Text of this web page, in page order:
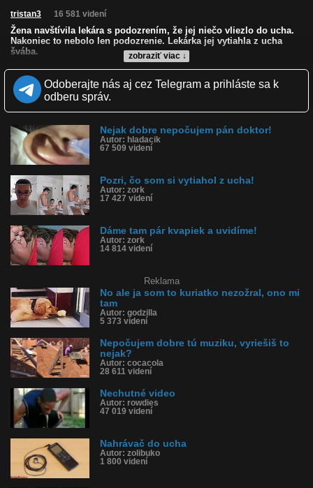
zobraziť viac ↓
tristan3 16 581 videní
Žena navštívila lekára s podozrením, že jej niečo vliezlo do ucha.
Nakoniec to nebolo len podozrenie. Lekárka jej vytiahla z ucha
švába.
Kvalita:
Zverejnené: 13.5.2022 16:47
Páči sa: 69% (16 hlasov)
Dľžka: 0:31
Kategória: šokujúce
Tagy: nechutné, ucho, hmyz, vytiahnuť, šváb, pinzeta, v uchu,
nepočuť
História sledovanosti videa:
Odoberajte nás aj cez Telegram a prihláste sa k
odberu správ.
Nejak dobre nepočujem pán doktor!
Autor: hladacik
67 509 videní
Pozri, čo som si vytiahol z ucha!
Autor: zork
17 427 videní
Dáme tam pár kvapiek a uvidíme!
Autor: zork
14 814 videní
Reklama
No ale ja som to kuriatko nezožral, ono mi
tam
Autor: godzilla
5 373 videní
Nepočujem dobre tú muziku, vyriešiš to
nejak?
Autor: cocacola
28 611 videní
Nechutné video
Autor: rowdies
47 019 videní
Nahrávač do ucha
Autor: zolibuko
1 800 videní